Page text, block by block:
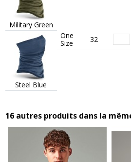
Military Green
Steel Blue
One
Size
32
16 autres produits dans la